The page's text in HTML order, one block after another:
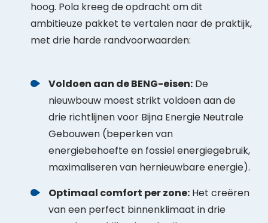
hoog. Pola kreeg de opdracht om dit
ambitieuze pakket te vertalen naar de praktijk,
met drie harde randvoorwaarden:
Voldoen aan de BENG-eisen: De
nieuwbouw moest strikt voldoen aan de
drie richtlijnen voor Bijna Energie Neutrale
Gebouwen (beperken van
energiebehoefte en fossiel energiegebruik,
maximaliseren van hernieuwbare energie).
Optimaal comfort per zone: Het creëren
van een perfect binnenklimaat in drie